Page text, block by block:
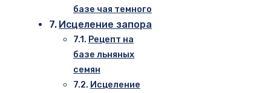
базе чая темного
Исцеление запора
Рецепт на
базе льняных
семян
Исцеление